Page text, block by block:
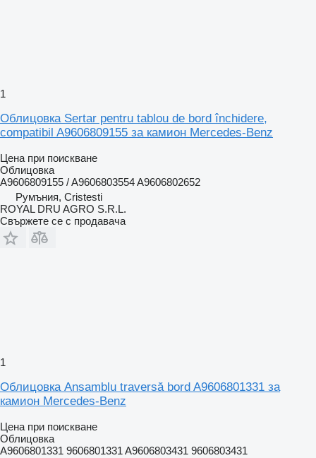
1
Облицовка Sertar pentru tablou de bord închidere,
compatibil A9606809155 за камион Mercedes-Benz
Цена при поискване
Облицовка
A9606809155 / A9606803554 A9606802652
Румъния, Cristesti
ROYAL DRU AGRO S.R.L.
Свържете се с продавача
1
Облицовка Ansamblu traversă bord A9606801331 за
камион Mercedes-Benz
Цена при поискване
Облицовка
A9606801331 9606801331 A9606803431 9606803431